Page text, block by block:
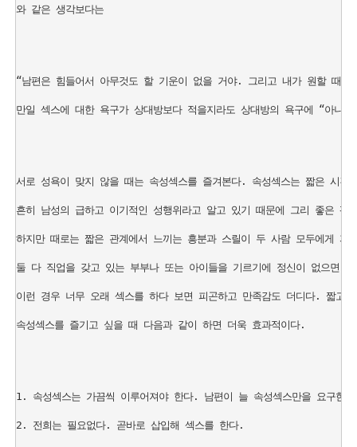
와 같은 생각보다는
“남편은 힘들어서 아무것도 할 기운이 없을 거야. 그리고 내가 원할 때마
만일 섹스에 대한 욕구가 상대방보다 적을지라도 상대방의 욕구에 “아
서로 성욕이 맞지 않을 때는 속성섹스를 즐겨본다. 속성섹스는 짧은 시
흔히 남성의 급하고 이기적인 성행위라고 알고 있기 때문에 그리 좋은
하지만 때로는 짧은 관계에서 느끼는 흥분과 스릴이 두 사람 모두에게 자
둘 다 직업을 갖고 있는 부부나 또는 아이들을 기르기에 정신이 없으면
이런 경우 너무 오래 섹스를 하다 보면 피곤하고 만족감도 더디다. 짧
속성섹스를 즐기고 싶을 때 다음과 같이 하면 더욱 효과적이다.
1. 속성섹스는 가끔씩 이루어져야 한다. 남편이 늘 속성섹스만을 요구한
2. 전희는 필요없다. 곧바로 삽입해 섹스를 한다.